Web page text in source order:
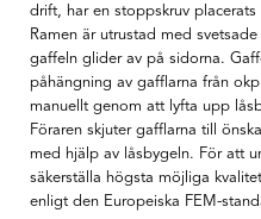
drift, har en stoppskruv
Ramen är utrustad med
gaffeln glider av på sidorna.
påhängning av gafflarna från
manuellt genom att lyfta upp
Föraren skjuter gafflarna till
med hjälp av låsbygeln. För att
säkerställa högsta möjliga
enligt den Europeiska FEM-